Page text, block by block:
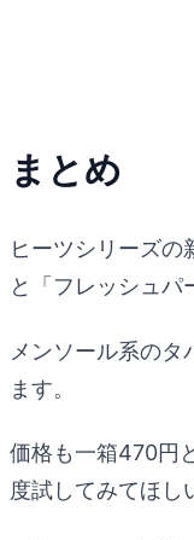
まとめ
ヒーツシリーズの
と「フレッシュパ
メンソール系の
ます。
価格も一箱470円
度試してみてほし